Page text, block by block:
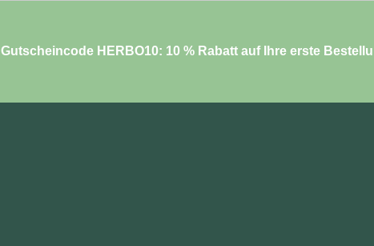
Gutscheincode HERBO10: 10 % Rabatt auf Ihre erste